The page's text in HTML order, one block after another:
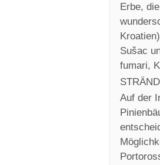
Erbe,
Sušac
fumari,
Auf der